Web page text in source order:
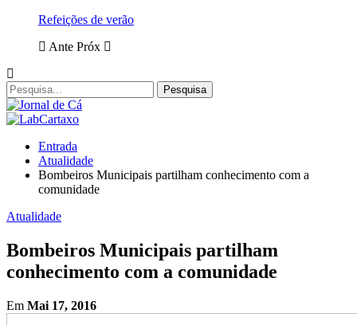
Refeições de verão
Ante Próx
Entrada
Atualidade
Bombeiros Municipais partilham conhecimento com a
comunidade
Atualidade
Bombeiros Municipais partilham
conhecimento com a comunidade
Em Mai 17, 2016